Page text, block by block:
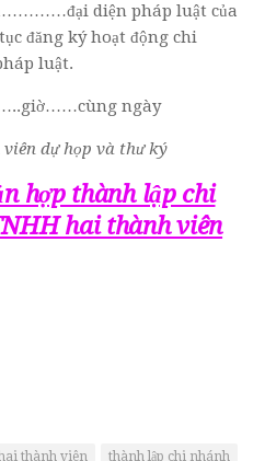
diện pháp luật của
đăng ký hoạt động chi
luật.
ngày
dự họp và thư ký
hợp thành lập chi
hai thành viên
thành viên thành lập chi nhánh